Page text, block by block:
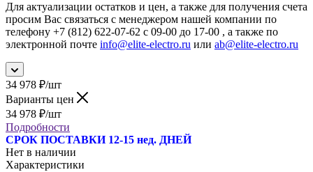
Для актуализации остатков и цен, а также для получения счета
просим Вас связаться с менеджером нашей компании по
телефону +7 (812) 622-07-62 с 09-00 до 17-00 , а также по
электронной почте info@elite-electro.ru или ab@elite-electro.ru
34 978 ₽/шт
Варианты цен
34 978 ₽/шт
Подробности
СРОК ПОСТАВКИ 12-15 нед. ДНЕЙ
Нет в наличии
Характеристики